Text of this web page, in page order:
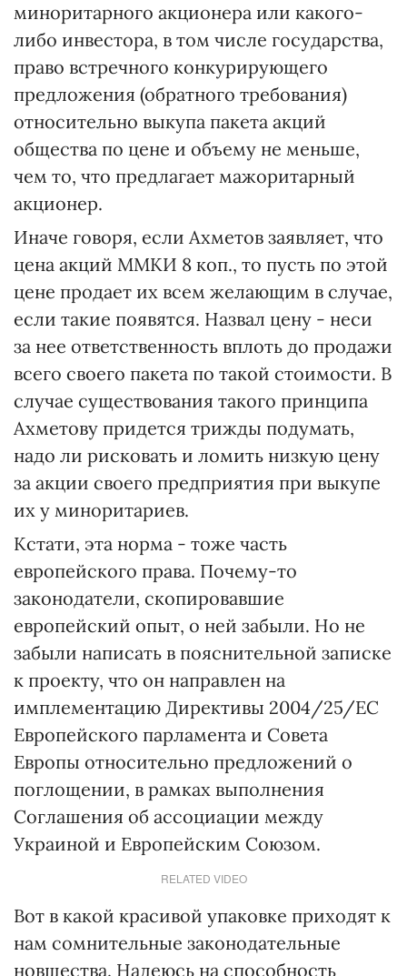
миноритарного акционера или какого-
либо инвестора, в том числе государства,
право встречного конкурирующего
предложения (обратного требования)
относительно выкупа пакета акций
общества по цене и объему не меньше,
чем то, что предлагает мажоритарный
акционер.
Иначе говоря, если Ахметов заявляет, что
цена акций ММКИ 8 коп., то пусть по этой
цене продает их всем желающим в случае,
если такие появятся. Назвал цену - неси
за нее ответственность вплоть до продажи
всего своего пакета по такой стоимости. В
случае существования такого принципа
Ахметову придется трижды подумать,
надо ли рисковать и ломить низкую цену
за акции своего предприятия при выкупе
их у миноритариев.
Кстати, эта норма - тоже часть
европейского права. Почему-то
законодатели, скопировавшие
европейский опыт, о ней забыли. Но не
забыли написать в пояснительной записке
к проекту, что он направлен на
имплементацию Директивы 2004/25/ЕС
Европейского парламента и Совета
Европы относительно предложений о
поглощении, в рамках выполнения
Соглашения об ассоциации между
Украиной и Европейским Союзом.
RELATED VIDEO
Вот в какой красивой упаковке приходят к
нам сомнительные законодательные
новшества. Надеюсь на способность